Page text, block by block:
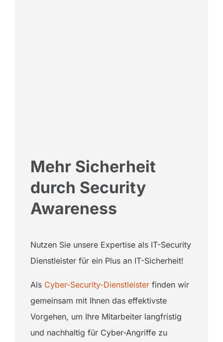
Mehr Sicherheit
durch Security
Awareness
Nutzen Sie unsere Expertise als IT-Security
Dienstleister für ein Plus an IT-Sicherheit!
Als Cyber-Security-Dienstleister finden wir
gemeinsam mit Ihnen das effektivste
Vorgehen, um Ihre Mitarbeiter langfristig
und nachhaltig für Cyber-Angriffe zu